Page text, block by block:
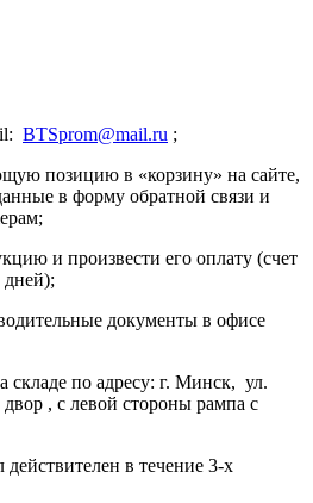
BTSprom@mail.ru ;
позицию в «корзину» на сайте,
в форму обратной связи и
и произвести его оплату (счет
дней);
документы в офисе
складе по адресу: г. Минск, ул.
, с левой стороны рампа с
в течение 3-х